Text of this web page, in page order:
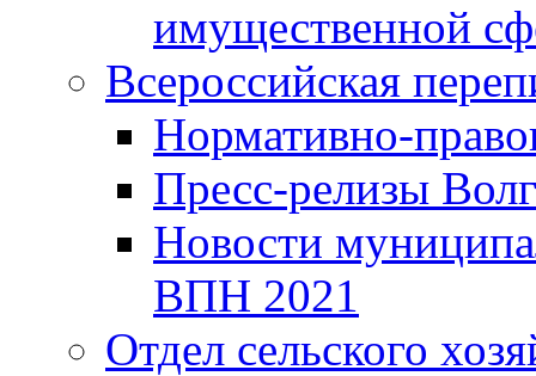
имущественной
Всероссийская
Нормативно-
Пресс-релизы
Новости
ВПН 2021
Отдел сельского